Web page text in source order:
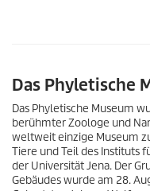
Das Phyletische
Das Phyletische Museum
berühmter Zoologe und
weltweit einzige Museum
Tiere und Teil des Instituts
der Universität Jena. Der
Gebäudes wurde am 28.